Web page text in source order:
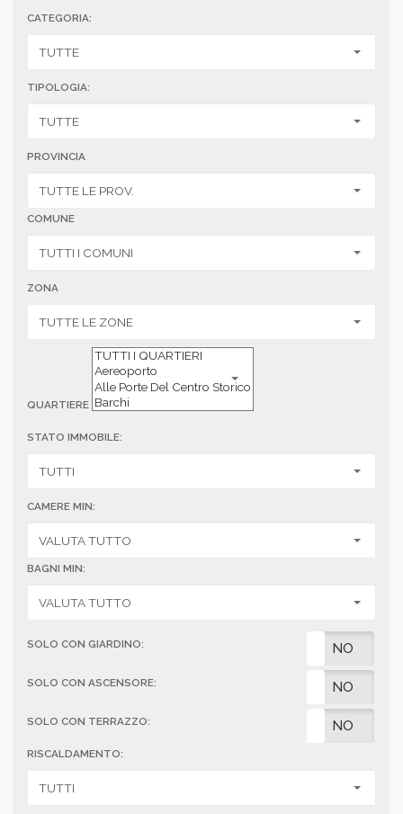
CATEGORIA:
TIPOLOGIA:
PROVINCIA
COMUNE
ZONA
QUARTIERE
STATO IMMOBILE:
CAMERE MIN:
BAGNI MIN:
SOLO CON GIARDINO: NO
SOLO CON ASCENSORE: NO
SOLO CON TERRAZZO: NO
RISCALDAMENTO: